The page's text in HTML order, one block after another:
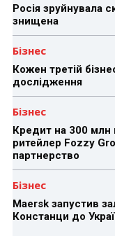
Росія зруйнувала
знищена
Бізнес
Кожен третій
дослідження
Бізнес
Кредит на 300 млн
ритейлер Fozzy
партнерство
Бізнес
Maersk запустив
Констанци до